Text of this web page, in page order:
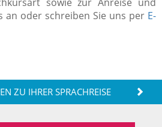
an oder schreiben Sie uns per E-
ZU IHRER SPRACHREISE